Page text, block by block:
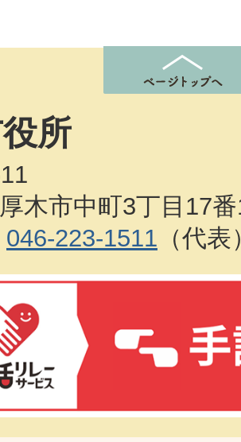
所
木市中町3丁目17
046-223-1511 （代表